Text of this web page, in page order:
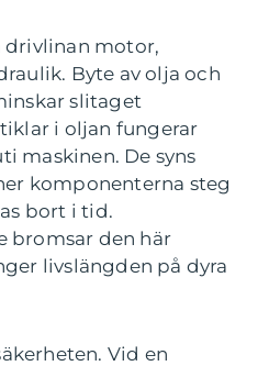
drivlinan motor,
Byte av olja och
slitaget
i oljan fungerar
maskinen. De syns
komponenterna steg
bort i tid.
bromsar den här
livslängden på dyra
Vid en